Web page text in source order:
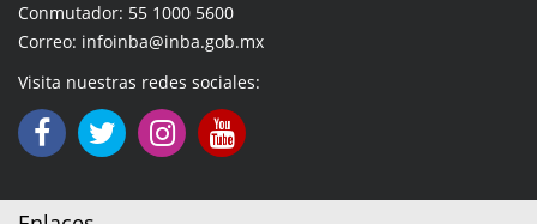
Conmutador: 55 1000 5600
Correo: infoinba@inba.gob.mx
Visita nuestras redes sociales: